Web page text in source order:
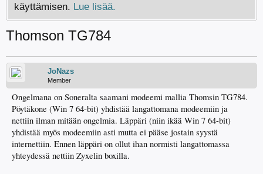
käyttämisen. Lue lisää.
Thomson TG784
JoNazs
Member
Ongelmana on Soneralta saamani modeemi mallia Thomsin TG784.
Pöytäkone (Win 7 64-bit) yhdistää langattomana modeemiin ja
nettiin ilman mitään ongelmia. Läppäri (niin ikää Win 7 64-bit)
yhdistää myös modeemiin asti mutta ei pääse jostain syystä
internettiin. Ennen läppäri on ollut ihan normisti langattomassa
yhteydessä nettiin Zyxelin boxilla.